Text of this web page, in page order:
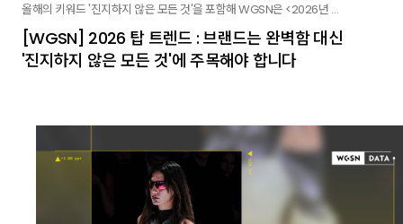
올해의 키워드 '진지하지 않은 모든 것'을 포함해 WGSN은 <2026년 탑 트렌드> 리포트를 공개했습니다. 뷰티, 패션, 테크, 인테리어 등 다양한 산업군에서 브랜드가 주목해야 할 핵심 마케팅 트렌드 10가지와 적용 전략을 확인해 보세요.
[WGSN] 2026 탑 트렌드 : 브랜드는 완벽함 대신
'진지하지 않은 모든 것'에 주목해야 합니다